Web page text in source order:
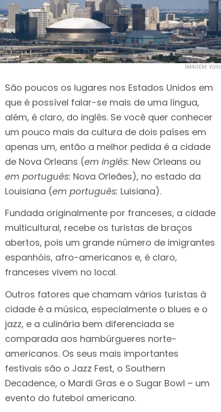
IMAGEM: Vizts
São poucos os lugares nos Estados Unidos em
que é possível falar-se mais de uma língua,
além, é claro, do inglês. Se você quer conhecer
um pouco mais da cultura de dois países em
apenas um, então a melhor pedida é a cidade
de Nova Orleans (em inglês: New Orleans ou
em português: Nova Orleães), no estado da
Louisiana (em português: Luisiana).
Fundada originalmente por franceses, a cidade
multicultural, recebe os turistas de braços
abertos, pois um grande número de imigrantes
espanhóis, afro-americanos e, é claro,
franceses vivem no local.
Outros fatores que chamam vários turistas à
cidade é a música, especialmente o blues e o
jazz, e a culinária bem diferenciada se
comparada aos hambúrgueres norte-
americanos. Os seus mais importantes
festivais são o Jazz Fest, o Southern
Decadence, o Mardi Gras e o Sugar Bowl – um
evento do futebol americano.